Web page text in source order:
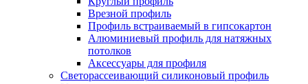
Врезной профиль
Профиль встраиваемый в гипсокартон
Алюминиевый профиль для натяжных
потолков
Аксессуары для профиля
Светорассеивающий силиконовый профиль